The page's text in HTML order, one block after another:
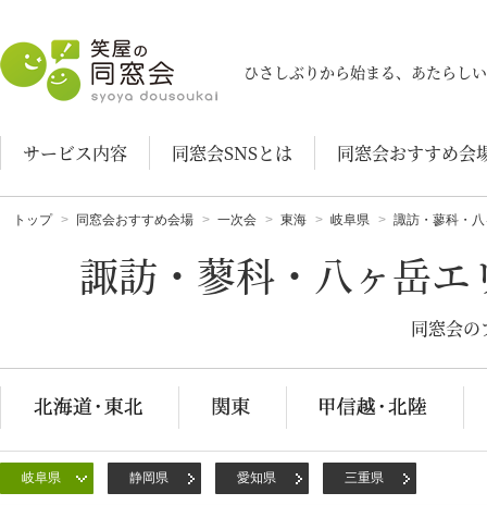
笑屋の同窓会
ひさしぶりから始まる、あたらし
サービス内容 同窓会SNSとは 同窓会おすすめ会
トップ 同窓会おすすめ会場 一次会 東海 岐阜県 諏訪・蓼科・
諏訪・蓼科・八ヶ岳
同窓会の
岐阜県 静岡県 愛知県 三重県